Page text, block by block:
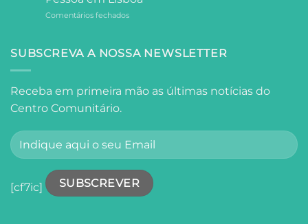
Palácio
Anjos
Oceanário
de
Comentários fechadosem
à
Dia
de
os
Segredos
e
Fernando
SUBSCREVA A NOSSA NEWSLETTER
Receba em primeira mão as últimas notícias do
Centro Comunitário.
[cf7ic]